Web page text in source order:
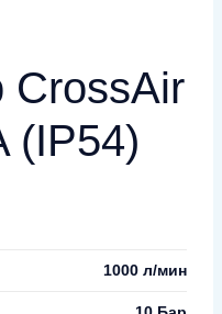
CrossAir
(IP54)
1000 л/мин